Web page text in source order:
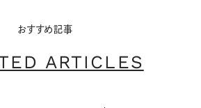
おすすめ記事
ARTICLES